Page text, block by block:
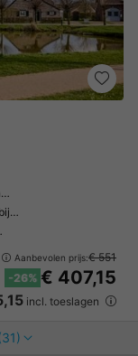
Aanbevolen prijs:€ 551
-26% € 407,15
incl. toeslagen